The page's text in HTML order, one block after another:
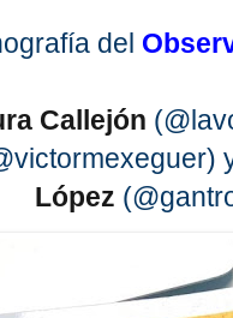
del
Callejón
López